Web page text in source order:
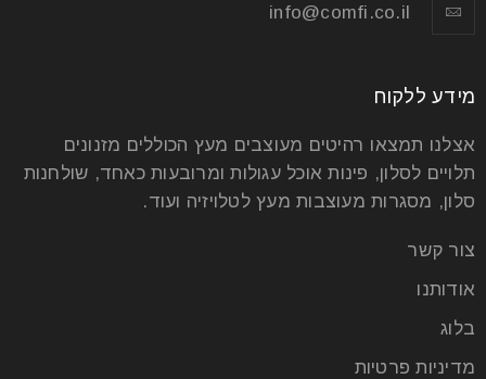
info@comfi.co.il
מידע ללקוח
אצלנו תמצאו רהיטים מעוצבים מעץ הכוללים מזנונים
תלויים לסלון, פינות אוכל עגולות ומרובעות כאחד, שולחנות
סלון, מסגרות מעוצבות מעץ לטלויזיה ועוד.
צור קשר
אודותנו
בלוג
מדיניות פרטיות